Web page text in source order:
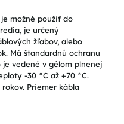
možné použiť do
je určený
žľabov, alebo
Má štandardnú ochranu
vedené v gélom plnenej
-30 °C až +70 °C.
Priemer kábla